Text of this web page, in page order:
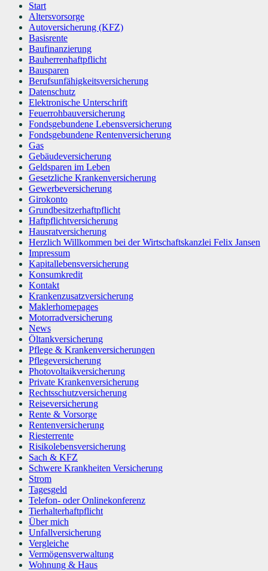
Start
Altersvorsorge
Autoversicherung (KFZ)
Basisrente
Baufinanzierung
Bauherrenhaftpflicht
Bausparen
Berufs­unfähigkeitsversicherung
Datenschutz
Elektronische Unterschrift
Feuerrohbauversicherung
Fondsgebundene Lebensversicherung
Fondsgebundene Rentenversicherung
Gas
Gebäudeversicherung
Geldsparen im Leben
Gesetzliche Krankenversicherung
Gewerbeversicherung
Girokonto
Grundbesitzerhaftpflicht
Haftpflichtversicherung
Hausratversicherung
Herzlich Willkommen bei der Wirtschaftskanzlei Felix Jansen
Impressum
Kapitallebensversicherung
Konsumkredit
Kontakt
Krankenzusatzversicherung
Maklerhomepages
Motorradversicherung
News
Öltankversicherung
Pflege & Krankenversicherungen
Pflegeversicherung
Photovoltaikversicherung
Private Krankenversicherung
Rechtsschutzversicherung
Reiseversicherung
Rente & Vorsorge
Rentenversicherung
Riesterrente
Risikolebensversicherung
Sach & KFZ
Schwere Krankheiten Versicherung
Strom
Tagesgeld
Telefon- oder Onlinekonferenz
Tierhalterhaftpflicht
Über mich
Unfallversicherung
Vergleiche
Vermögensverwaltung
Wohnung & Haus